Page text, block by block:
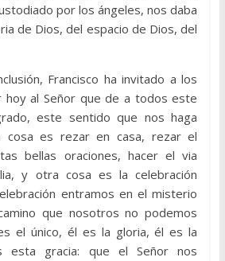
por los ángeles, nos daba
de Dios, del espacio de Dios, del
Francisco ha invitado a los
hoy al Señor que de a todos este
este sentido que nos haga
cosa es rezar en casa, rezar el
bellas oraciones, hacer el via
y otra cosa es la celebración
entramos en el misterio
que nosotros no podemos
el único, él es la gloria, él es la
esta gracia: que el Señor nos